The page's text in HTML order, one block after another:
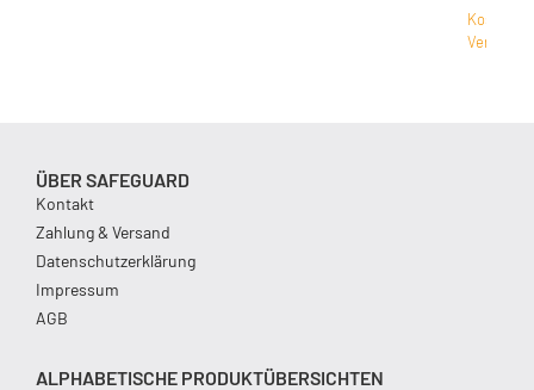
Versand
ÜBER SAFEGUARD
Kontakt
Zahlung & Versand
Datenschutzerklärung
Impressum
AGB
ALPHABETISCHE PRODUKTÜBERSICHTEN